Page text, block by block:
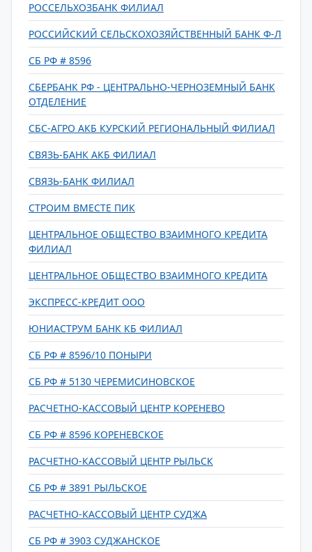
РОССЕЛЬХОЗБАНК ФИЛИАЛ
РОССИЙСКИЙ СЕЛЬСКОХОЗЯЙСТВЕННЫЙ БАНК Ф-Л
СБ РФ # 8596
СБЕРБАНК РФ - ЦЕНТРАЛЬНО-ЧЕРНОЗЕМНЫЙ БАНК
ОТДЕЛЕНИЕ
СБС-АГРО АКБ КУРСКИЙ РЕГИОНАЛЬНЫЙ ФИЛИАЛ
СВЯЗЬ-БАНК АКБ ФИЛИАЛ
СВЯЗЬ-БАНК ФИЛИАЛ
СТРОИМ ВМЕСТЕ ПИК
ЦЕНТРАЛЬНОЕ ОБЩЕСТВО ВЗАИМНОГО КРЕДИТА
ФИЛИАЛ
ЦЕНТРАЛЬНОЕ ОБЩЕСТВО ВЗАИМНОГО КРЕДИТА
ЭКСПРЕСС-КРЕДИТ ООО
ЮНИАСТРУМ БАНК КБ ФИЛИАЛ
СБ РФ # 8596/10 ПОНЫРИ
СБ РФ # 5130 ЧЕРЕМИСИНОВСКОЕ
РАСЧЕТНО-КАССОВЫЙ ЦЕНТР КОРЕНЕВО
СБ РФ # 8596 КОРЕНЕВСКОЕ
РАСЧЕТНО-КАССОВЫЙ ЦЕНТР РЫЛЬСК
СБ РФ # 3891 РЫЛЬСКОЕ
РАСЧЕТНО-КАССОВЫЙ ЦЕНТР СУДЖА
СБ РФ # 3903 СУДЖАНСКОЕ